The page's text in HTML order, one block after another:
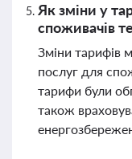
Як зміни у
споживачів
Зміни тарифів
послуг для
тарифи були
також